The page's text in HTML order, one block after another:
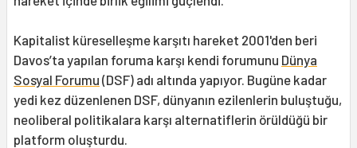
Kapitalist küreselleşme karşıtı hareket 2001'den beri
Davos’ta yapılan foruma karşı kendi forumunu Dünya
Sosyal Forumu (DSF) adı altında yapıyor. Bugüne kadar
yedi kez düzenlenen DSF, dünyanın ezilenlerin buluştuğu,
neoliberal politikalara karşı alternatiflerin örüldüğü bir
platform oluşturdu.